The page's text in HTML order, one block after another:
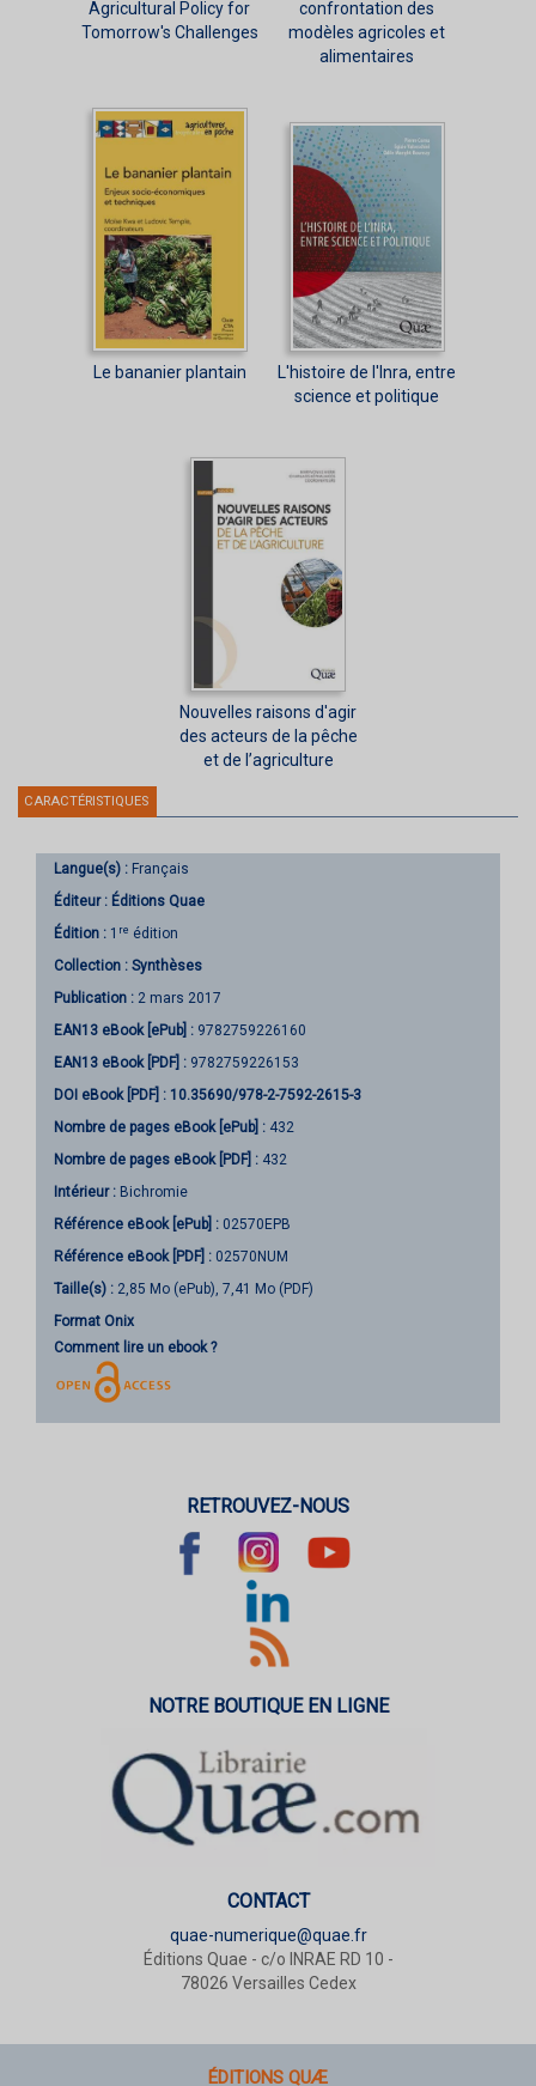
Agricultural Policy for
Tomorrow's Challenges
confrontation des
modèles agricoles et
alimentaires
Le bananier plantain
L'histoire de l'Inra, entre
science et politique
Nouvelles raisons d'agir
des acteurs de la pêche
et de l’agriculture
CARACTÉRISTIQUES
Langue(s) : Français
Éditeur : Éditions Quae
Édition : 1 re édition
Collection : Synthèses
Publication : 2 mars 2017
EAN13 eBook [ePub] : 9782759226160
EAN13 eBook [PDF] : 9782759226153
DOI eBook [PDF] : 10.35690/978-2-7592-2615-3
Nombre de pages eBook [ePub] : 432
Nombre de pages eBook [PDF] : 432
Intérieur : Bichromie
Référence eBook [ePub] : 02570EPB
Référence eBook [PDF] : 02570NUM
Taille(s) : 2,85 Mo (ePub), 7,41 Mo (PDF)
Format Onix
Comment lire un ebook ?
RETROUVEZ-NOUS
NOTRE BOUTIQUE EN LIGNE
CONTACT
quae-numerique@quae.fr
Éditions Quae - c/o INRAE RD 10 -
78026 Versailles Cedex
ÉDITIONS QUÆ